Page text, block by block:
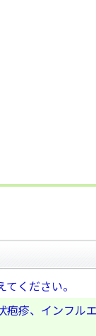
ください。
疹、インフル